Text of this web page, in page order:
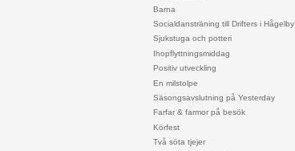
Barna
Socialdansträning till Drifters i Hågelby
Sjukstuga och potteri
Ihopflyttningsmiddag
Positiv utveckling
En milstolpe
Säsongsavslutning på Yesterday
Farfar & farmor på besök
Körfest
Två söta tjejer